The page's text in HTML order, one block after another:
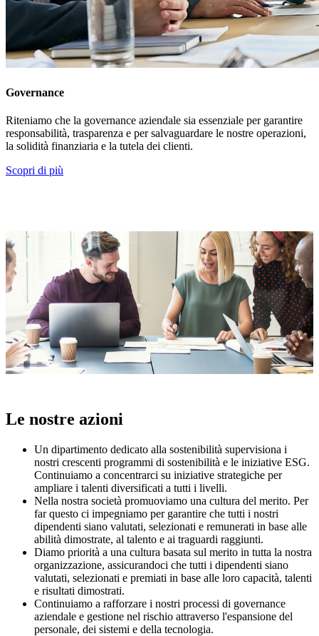
Governance
Riteniamo che la governance aziendale sia essenziale per garantire
responsabilità, trasparenza e per salvaguardare le nostre operazioni,
la solidità finanziaria e la tutela dei clienti.
Scopri di più
Le nostre azioni
Un dipartimento dedicato alla sostenibilità supervisiona i
nostri crescenti programmi di sostenibilità e le iniziative ESG.
Continuiamo a concentrarci su iniziative strategiche per
ampliare i talenti diversificati a tutti i livelli.
Nella nostra società promuoviamo una cultura del merito. Per
far questo ci impegniamo per garantire che tutti i nostri
dipendenti siano valutati, selezionati e remunerati in base alle
abilità dimostrate, al talento e ai traguardi raggiunti.
Diamo priorità a una cultura basata sul merito in tutta la nostra
organizzazione, assicurandoci che tutti i dipendenti siano
valutati, selezionati e premiati in base alle loro capacità, talenti
e risultati dimostrati.
Continuiamo a rafforzare i nostri processi di governance
aziendale e gestione nel rischio attraverso l'espansione del
personale, dei sistemi e della tecnologia.